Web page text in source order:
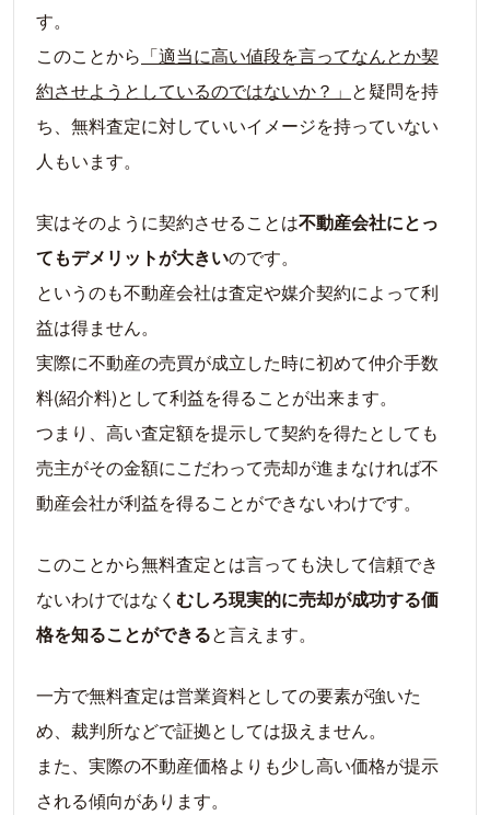
す。
このことから 「適当に高い値段を言ってなんとか契
約させようとしているのではないか？」 と疑問を持
ち、無料査定に対していいイメージを持っていない
人もいます。
実はそのように契約させることは不動産会社にとっ
てもデメリットが大きいのです。
というのも不動産会社は査定や媒介契約によって利
益は得ません。
実際に不動産の売買が成立した時に初めて仲介手数
料(紹介料)として利益を得ることが出来ます。
つまり、高い査定額を提示して契約を得たとしても
売主がその金額にこだわって売却が進まなければ不
動産会社が利益を得ることができないわけです。
このことから無料査定とは言っても決して信頼でき
ないわけではなく むしろ現実的に売却が成功する価
格を知ることができると言えます。
一方で無料査定は営業資料としての要素が強いた
め、裁判所などで証拠としては扱えません。
また、実際の不動産価格よりも少し高い価格が提示
される傾向があります。